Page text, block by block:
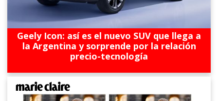
Geely Icon: así es el nuevo SUV que llega a
la Argentina y sorprende por la relación
precio-tecnología